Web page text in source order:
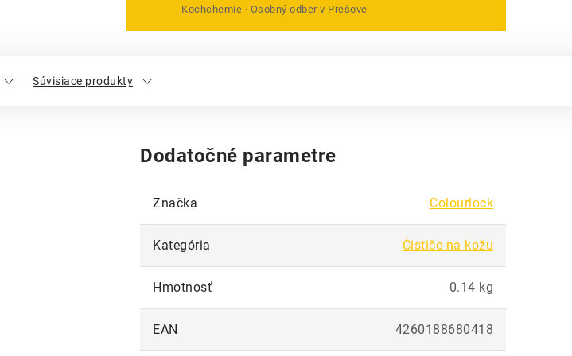
Kochchemie · Osobný odber v Prešove
Súvisiace produkty
Dodatočné parametre
Značka Colourlock
Kategória Čističe na kožu
Hmotnosť 0.14 kg
EAN 4260188680418